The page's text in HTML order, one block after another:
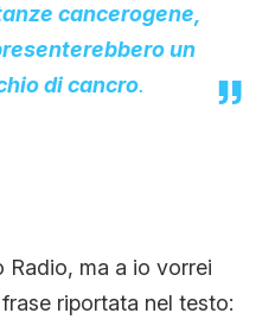
cancerogene,
un
di cancro.
Radio, ma a io vorrei
riportata nel testo: